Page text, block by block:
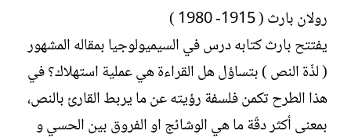
ك
ا
ت
خ
إ
ن
رولان بارث ( 1915- 1980 )
يفتتح بارث كتابه درس في السيميولوجيا بمقاله المشهور
( لذّة النص ) بتساؤل هل القراءة هي عملية استهلاك؟ في
هذا الطرح تكمن فلسفة رؤيته عن ما يربط القارئ بالنص،
بمعنى أكثر دقّة ما هي الوشائج او الفروق بين الحسي و